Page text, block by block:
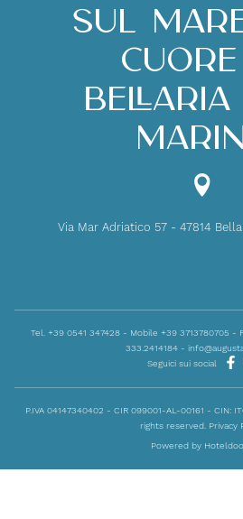
Sul
Bellaria
Via Mar Adriatico 57 - 47814
Tel. +39 0541 347428 - Mobile +39 3713780705 -
333.2414184 -
Seguici sui social
P.IVA 04147340402 - CIR 099001-AL-00161 - CIN:
rights reserved. Privacy
Powered by